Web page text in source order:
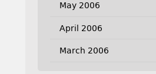
May 2006
April 2006
March 2006